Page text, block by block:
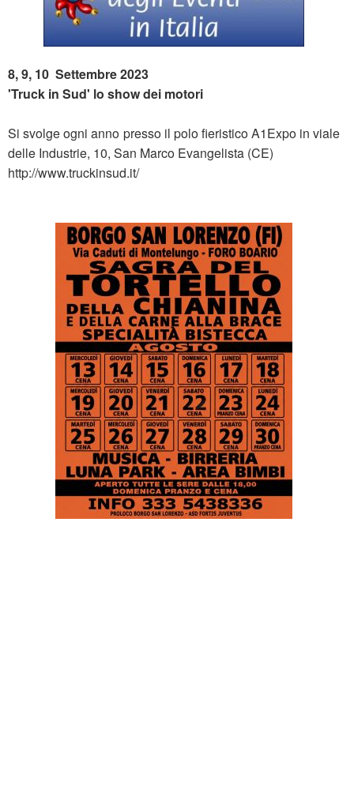
8, 9, 10 Settembre 2023
'Truck in Sud' lo show dei motori
Si svolge ogni anno presso il polo fieristico A1Expo in viale
delle Industrie, 10, San Marco Evangelista (CE)
http://www.truckinsud.it/